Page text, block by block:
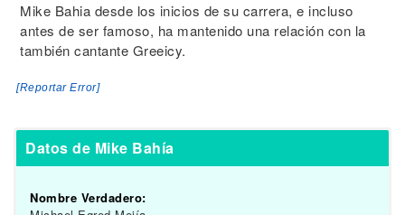
Mike Bahia desde los inicios de su carrera, e incluso
antes de ser famoso, ha mantenido una relación con la
también cantante Greeicy.
[Reportar Error]
Datos de Mike Bahía
Nombre Verdadero: